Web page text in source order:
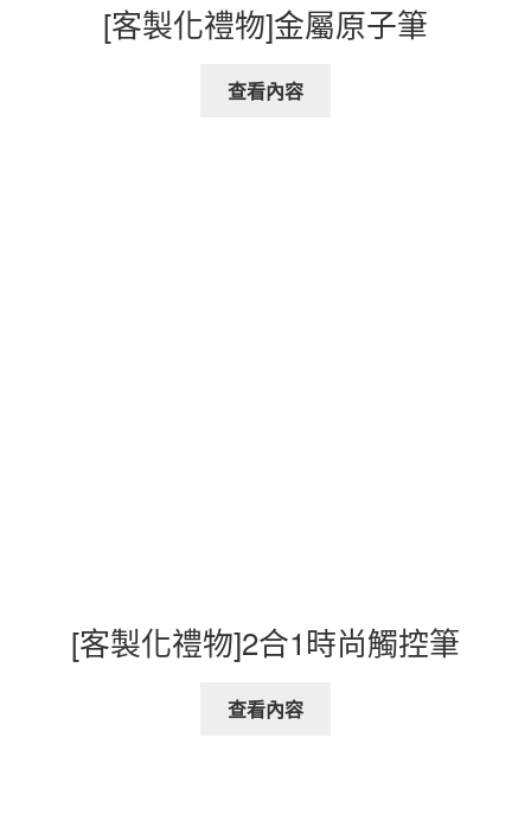
[客製化禮物]金屬原子筆
查看內容
[客製化禮物]2合1時尚觸控筆
查看內容